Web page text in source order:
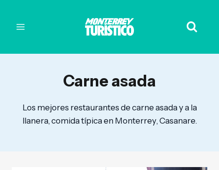
Carne asada
Los mejores restaurantes de carne asada y a la
llanera, comida típica en Monterrey, Casanare.